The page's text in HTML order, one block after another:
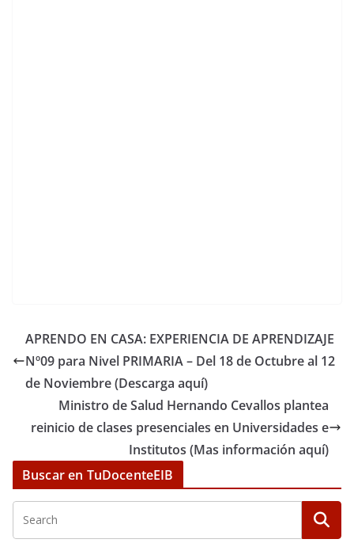
APRENDO EN CASA: EXPERIENCIA DE APRENDIZAJE
Nº09 para Nivel PRIMARIA – Del 18 de Octubre al 12
de Noviembre (Descarga aquí)
Ministro de Salud Hernando Cevallos plantea
reinicio de clases presenciales en Universidades e
Institutos (Mas información aquí)
Buscar en TuDocenteEIB